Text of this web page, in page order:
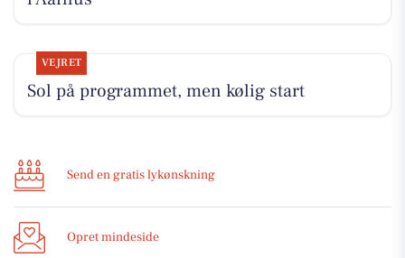
VEJRET
Sol på programmet, men kølig start
Send en gratis lykønskning
Opret mindeside